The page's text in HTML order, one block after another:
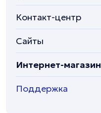
Контакт-центр
Сайты
Интернет-магазин
Поддержка